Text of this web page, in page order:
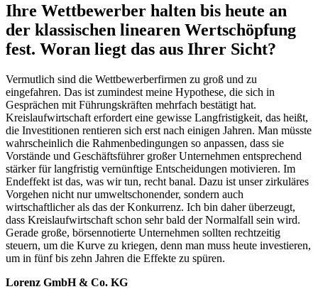
Ihre Wettbewerber halten bis heute an
der klassischen linearen Wertschöpfung
fest. Woran liegt das aus Ihrer Sicht?
Vermutlich sind die Wettbewerberfirmen zu groß und zu
eingefahren. Das ist zumindest meine Hypothese, die sich in
Gesprächen mit Führungskräften mehrfach bestätigt hat.
Kreislaufwirtschaft erfordert eine gewisse Langfristigkeit, das heißt,
die Investitionen rentieren sich erst nach einigen Jahren. Man müsste
wahrscheinlich die Rahmenbedingungen so anpassen, dass sie
Vorstände und Geschäftsführer großer Unternehmen entsprechend
stärker für langfristig vernünftige Entscheidungen motivieren. Im
Endeffekt ist das, was wir tun, recht banal. Dazu ist unser zirkuläres
Vorgehen nicht nur umweltschonender, sondern auch
wirtschaftlicher als das der Konkurrenz. Ich bin daher überzeugt,
dass Kreislaufwirtschaft schon sehr bald der Normalfall sein wird.
Gerade große, börsennotierte Unternehmen sollten rechtzeitig
steuern, um die Kurve zu kriegen, denn man muss heute investieren,
um in fünf bis zehn Jahren die Effekte zu spüren.
Lorenz GmbH & Co. KG